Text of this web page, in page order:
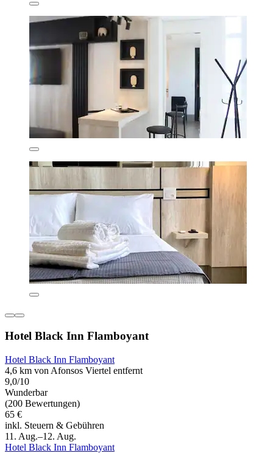
Hotel Black Inn Flamboyant
Hotel Black Inn Flamboyant
4,6 km von Afonsos Viertel entfernt
9,0/10
Wunderbar
(200 Bewertungen)
65 €
inkl. Steuern & Gebühren
11. Aug.–12. Aug.
Hotel Black Inn Flamboyant